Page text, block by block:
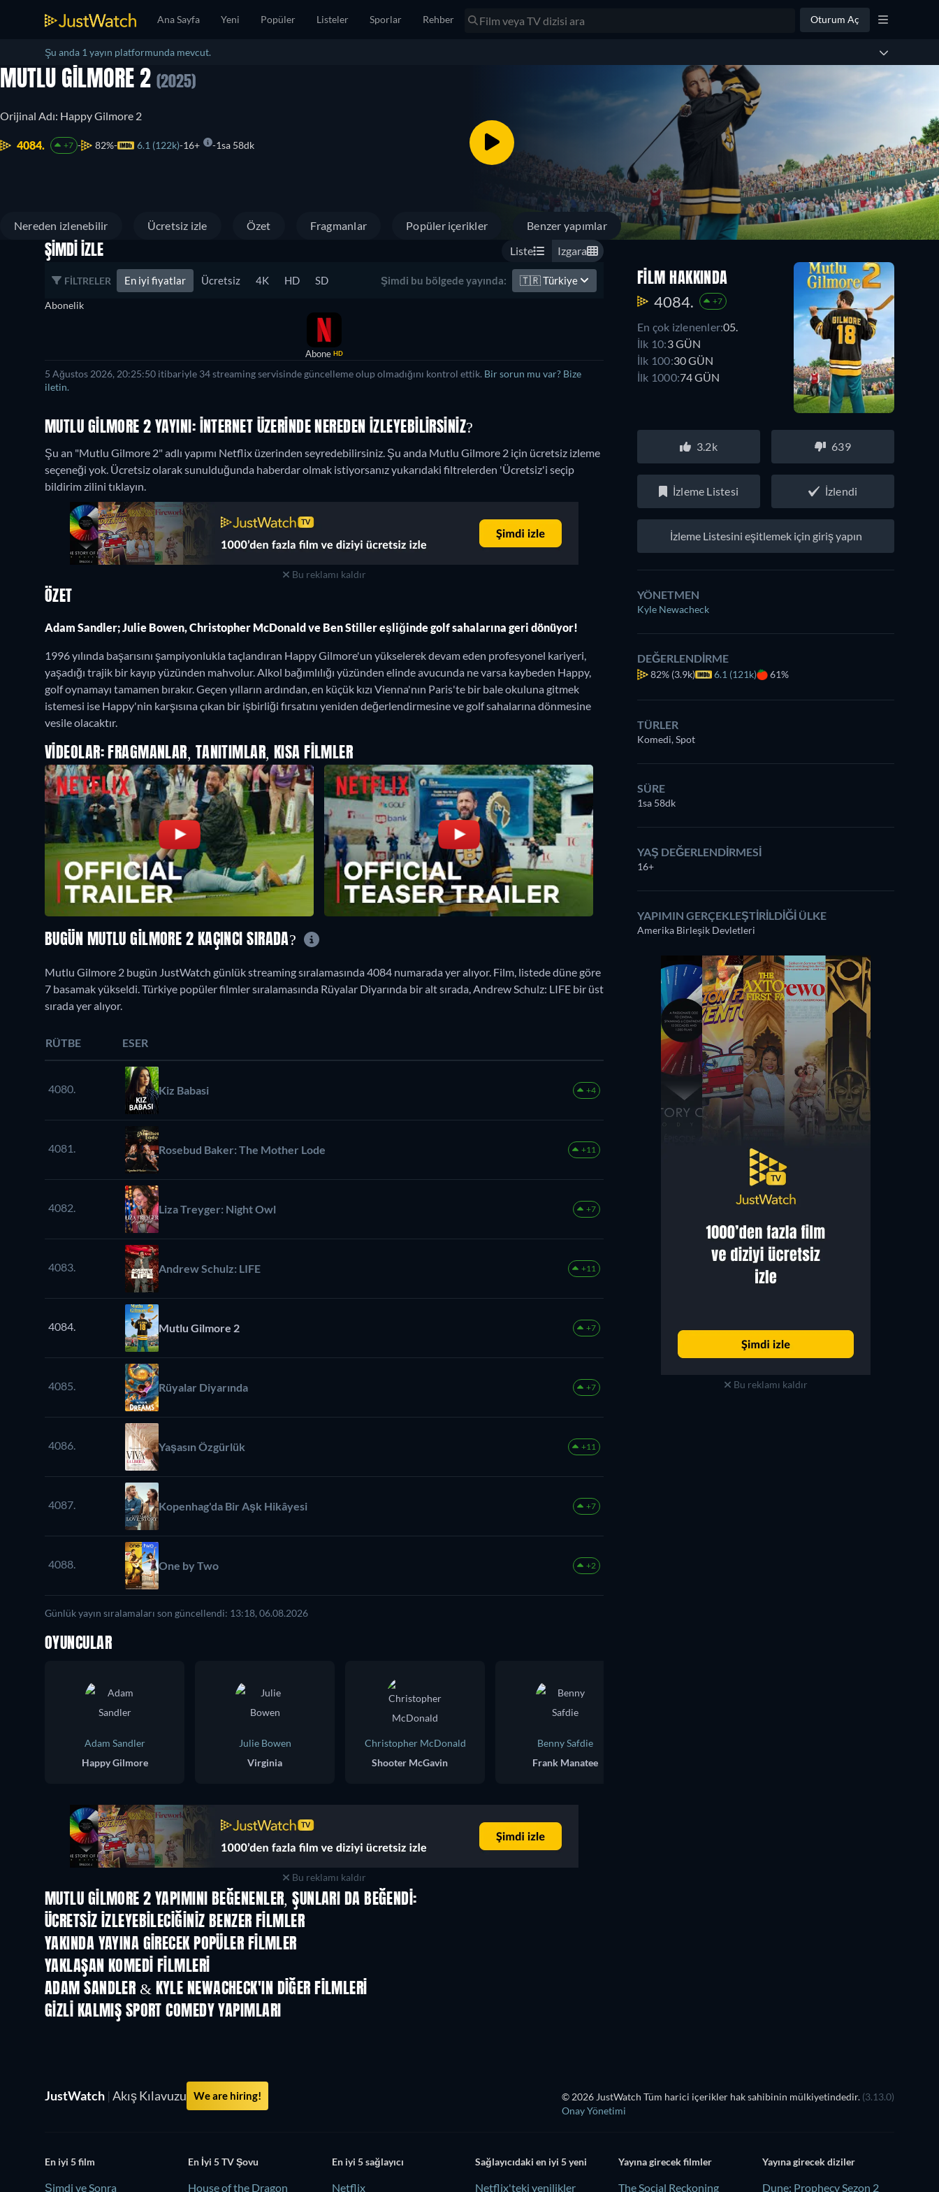
Ana Sayfa Yeni Popüler Listeler Sporlar Rehber Oturum Aç
Şu anda 1 yayın platformunda mevcut.
MUTLU GILMORE 2 (2025)
Orijinal Adı: Happy Gilmore 2
4084. +7 82% 6.1 (122k) 16+ 1sa 58dk
Nereden izlenebilir Ücretsiz izle Özet Fragmanlar Popüler içerikler Benzer yapımlar
ŞIMDI İZLE Liste Izgara
FILTRELER En iyi fiyatlar Ücretsiz 4K HD SD Şimdi bu bölgede yayında: 🇹🇷Türkiye
Abonelik
Abone HD
5 Ağustos 2026, 20:25:50 itibariyle 34 streaming servisinde güncelleme olup olmadığını kontrol ettik. Bir sorun mu var? Bize
iletin.
MUTLU GILMORE 2 YAYINI: İNTERNET ÜZERINDE NEREDEN IZLEYEBILIRSINIZ?
Şu an "Mutlu Gilmore 2" adlı yapımı Netflix üzerinden seyredebilirsiniz. Şu anda Mutlu Gilmore 2 için ücretsiz izleme
seçeneği yok. Ücretsiz olarak sunulduğunda haberdar olmak istiyorsanız yukarıdaki filtrelerden 'Ücretsiz'i seçip
bildirim zilini tıklayın.
Bu reklamı kaldır
ÖZET
Adam Sandler; Julie Bowen, Christopher McDonald ve Ben Stiller eşliğinde golf sahalarına geri dönüyor!
1996 yılında başarısını şampiyonlukla taçlandıran Happy Gilmore'un yükselerek devam eden profesyonel kariyeri,
yaşadığı trajik bir kayıp yüzünden mahvolur. Alkol bağımlılığı yüzünden elinde avucunda ne varsa kaybeden Happy,
golf oynamayı tamamen bırakır. Geçen yılların ardından, en küçük kızı Vienna'nın Paris'te bir bale okuluna gitmek
istemesi ise Happy'nin karşısına çıkan bir işbirliği fırsatını yeniden değerlendirmesine ve golf sahalarına dönmesine
vesile olacaktır.
VIDEOLAR: FRAGMANLAR, TANITIMLAR, KISA FILMLER
FILM HAKKINDA
4084. +7
En çok izlenenler:05.
İlk 10:3 GÜN
İlk 100:30 GÜN
İlk 1000:74 GÜN
3.2k 639
İzleme Listesi İzlendi
İzleme Listesini eşitlemek için giriş yapın
YÖNETMEN
Kyle Newacheck
DEĞERLENDIRME
82% (3.9k) 6.1 (121k) 61%
TÜRLER
Komedi, Spot
SÜRE
1sa 58dk
YAŞ DEĞERLENDIRMESI
16+
YAPIMIN GERÇEKLEŞTIRILDIĞI ÜLKE
Amerika Birleşik Devletleri
Bu reklamı kaldır
BUGÜN MUTLU GILMORE 2 KAÇINCI SIRADA?
Mutlu Gilmore 2 bugün JustWatch günlük streaming sıralamasında 4084 numarada yer alıyor. Film, listede düne göre
7 basamak yükseldi. Türkiye popüler filmler sıralamasında Rüyalar Diyarında bir alt sırada, Andrew Schulz: LIFE bir üst
sırada yer alıyor.
RÜTBE ESER
4080. Kiz Babasi +4
4081. Rosebud Baker: The Mother Lode +11
4082. Liza Treyger: Night Owl +7
4083. Andrew Schulz: LIFE +11
4084. Mutlu Gilmore 2 +7
4085. Rüyalar Diyarında +7
4086. Yaşasın Özgürlük +11
4087. Kopenhag'da Bir Aşk Hikâyesi +7
4088. One by Two +2
Günlük yayın sıralamaları son güncellendi: 13:18, 06.08.2026
OYUNCULAR
Adam Sandler
Happy Gilmore
Julie Bowen
Virginia
Christopher McDonald
Shooter McGavin
Benny Safdie
Frank Manatee
Bu reklamı kaldır
MUTLU GILMORE 2 YAPIMINI BEĞENENLER, ŞUNLARI DA BEĞENDI:
ÜCRETSIZ IZLEYEBILECIĞINIZ BENZER FILMLER
YAKINDA YAYINA GIRECEK POPÜLER FILMLER
YAKLAŞAN KOMEDI FILMLERI
ADAM SANDLER & KYLE NEWACHECK'IN DIĞER FILMLERI
GIZLI KALMIŞ SPORT COMEDY YAPIMLARI
JustWatch | Akış Kılavuzu We are hiring! © 2026 JustWatch Tüm harici içerikler hak sahibinin mülkiyetindedir. (3.13.0)
Onay Yönetimi
En iyi 5 film
Şimdi ve Sonra
En İyi 5 TV Şovu
House of the Dragon
En iyi 5 sağlayıcı
Netflix
Sağlayıcıdaki en iyi 5 yeni
Netflix'teki yenilikler
Yayına girecek filmler
The Social Reckoning
Yayına girecek diziler
Dune: Prophecy Sezon 2